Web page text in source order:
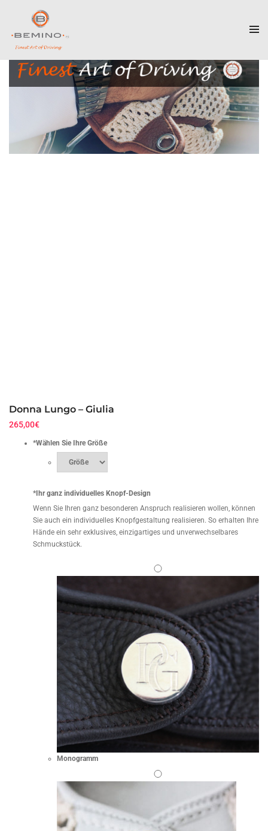
Donna Lungo – Giulia
265,00€
*Wählen Sie Ihre Größe
*Ihr ganz individuelles Knopf-Design
Wenn Sie Ihren ganz besonderen Anspruch realisieren wollen, können
Sie auch ein individuelles Knopfgestaltung realisieren. So erhalten Ihre
Hände ein sehr exklusives, einzigartiges und unverwechselbares
Schmuckstück.
Monogramm